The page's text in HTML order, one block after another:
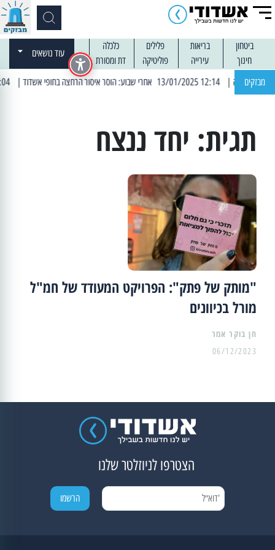
ביטחון בריאות פלילים
כלכלה
חינוך
עירייה פוליטיקה דת ומסורת
עוד נושאים
מבזקים | 12:14 13/01/2025 אחרי שבוע: הוסר איסור הרחצה בחופי אשדוד | 13:04 14/01/2025 עובדים בלילות: עבודות קרצוף וריבוד אספלט
תגית: יחד ננצח
"מותק של פתק": הפרויקט המעודד של חמ"ל
מורל בכיוונים
06/12/2023
הצטרפו לניוזלטר שלנו